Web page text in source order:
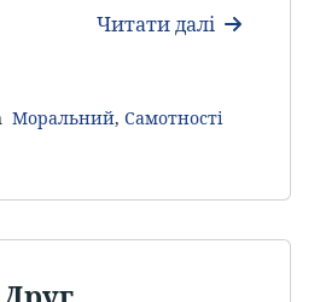
Читати далі
Моральний, Самотності